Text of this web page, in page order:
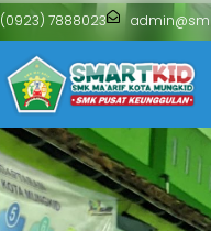
(0923) 7888023